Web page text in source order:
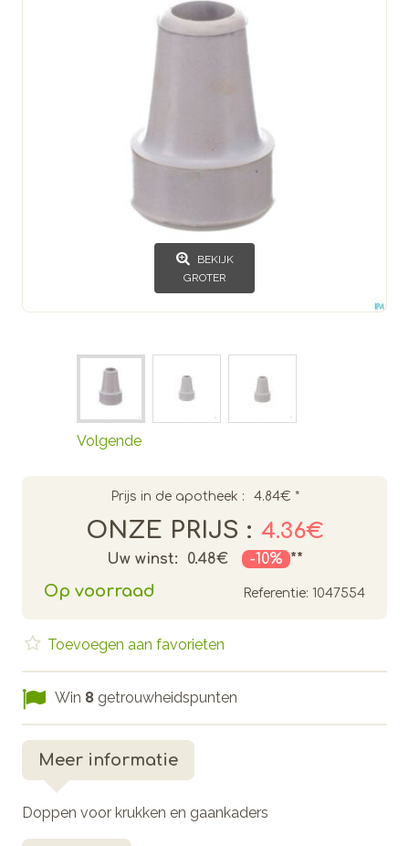
BEKIJK
GROTER
Volgende
Prijs in de apotheek : 4.84€ *
ONZE PRIJS : 4.36€
Uw winst: 0.48€ -10% **
Op voorraad Referentie: 1047554
Toevoegen aan favorieten
Win 8 getrouwheidspunten
Meer informatie
Doppen voor krukken en gaankaders